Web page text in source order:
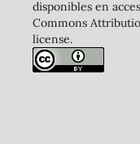
disponibles en
Commons
license.